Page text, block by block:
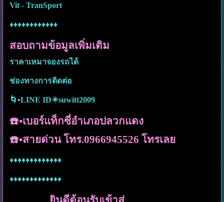
Vit - TranSport
♦️♦️♦️♦️♦️♦️♦️♦️♦️♦️♦️♦️
สอบถามข้อมูลเพิ่มเติม
ราคาเหมาจองรถได้
ช่องทางการติดต่อ
🌀▪️LINE ID✴️suwitt2009
☎️▪️เบอร์แท็กซี่อำเภอปลวกแดง
☎️▪️สายด่วน โทร.0966945526 โทรเลย
♦️♦️♦️♦️♦️♦️♦️♦️♦️♦️♦️♦️♦️
♦️♦️♦️♦️♦️♦️♦️♦️♦️♦️♦️♦️♦️
ยินดีต้อนรับเข้าสู่